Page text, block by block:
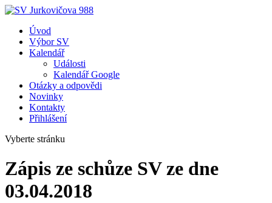
Úvod
Výbor SV
Kalendář
Události
Kalendář Google
Otázky a odpovědi
Novinky
Kontakty
Přihlášení
Vyberte stránku
Zápis ze schůze SV ze dne
03.04.2018